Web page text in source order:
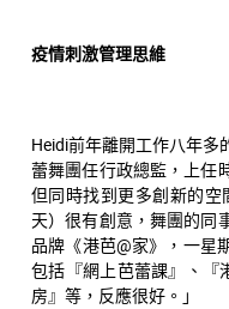
疫情刺激管理思維
Heidi前年離開工作八年
蕾舞團任行政總監，上任
但同時找到更多創新的空
天）很有創意，舞團的同
品牌《港芭@家》，一星
包括『網上芭蕾課』、『
房』等，反應很好。」